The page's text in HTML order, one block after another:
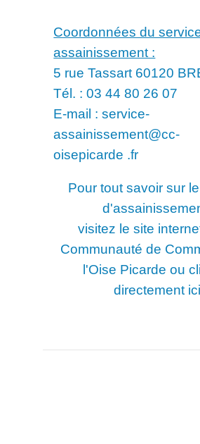
Coordonnées du
assainissement :
5 rue Tassart 60120
Tél. : 03 44 80 26 07
E-mail :service-
assainissement@cc-
oisepicarde .fr
Pour tout savoir sur
visitez le site
Communauté de
l'Oise Picarde ou
directement ici